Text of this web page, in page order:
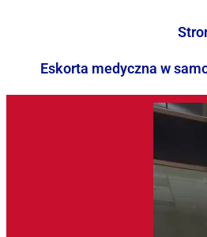
Eskorta medyczna w